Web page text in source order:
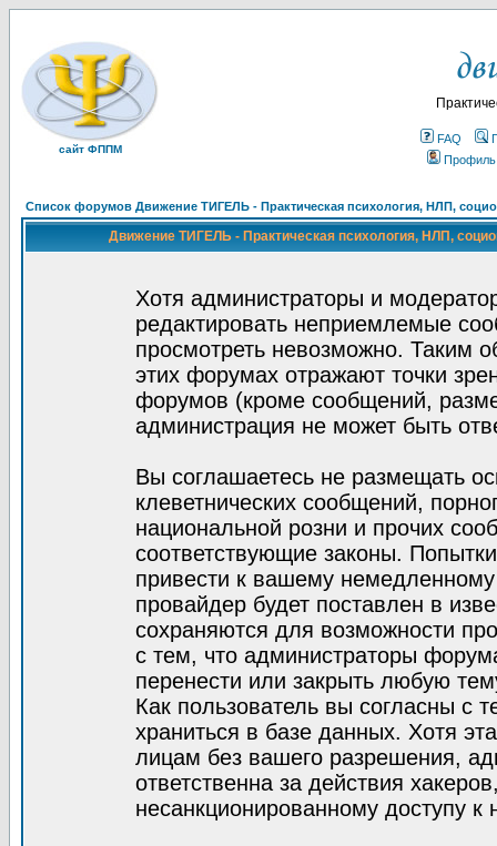
сайт ФППМ
FAQ
Профиль
Список форумов Движение ТИГЕЛЬ - Практическая психология, НЛП,
Движение ТИГЕЛЬ - Практическая психология, НЛП,
Хотя администраторы и
редактировать неприемлемые
просмотреть невозможно. Таким
этих форумах отражают точки
форумов (кроме сообщений,
администрация не может быть
Вы соглашаетесь не размещать
клеветнических сообщений,
национальной розни и прочих
соответствующие законы.
привести к вашему
провайдер будет поставлен в
сохраняются для возможности
с тем, что администраторы
перенести или закрыть любую
Как пользователь вы согласны с
храниться в базе данных. Хотя
лицам без вашего разрешения,
ответственна за действия
несанкционированному доступу к